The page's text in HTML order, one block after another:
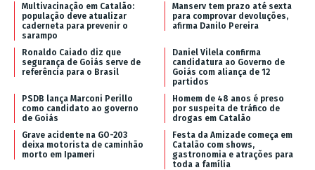
Multivacinação em Catalão:
população deve atualizar
caderneta para prevenir o
sarampo
Manserv tem prazo até sexta
para comprovar devoluções,
afirma Danilo Pereira
Ronaldo Caiado diz que
segurança de Goiás serve de
referência para o Brasil
Daniel Vilela confirma
candidatura ao Governo de
Goiás com aliança de 12
partidos
PSDB lança Marconi Perillo
como candidato ao governo
de Goiás
Homem de 48 anos é preso
por suspeita de tráfico de
drogas em Catalão
Grave acidente na GO-203
deixa motorista de caminhão
morto em Ipameri
Festa da Amizade começa em
Catalão com shows,
gastronomia e atrações para
toda a família